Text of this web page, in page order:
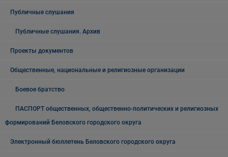
Публичные слушания
Публичные слушания. Архив
Проекты документов
Общественные, национальные и религиозные организации
Боевое братство
ПАСПОРТ общественных, общественно-политических и религиозных
формирований Беловского городского округа
Электронный бюллетень Беловского городского округа